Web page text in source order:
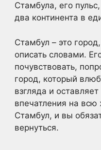
Стамбула, его
два континента в
Стамбул – это
описать словами.
почувствовать,
город, который
взгляда и
впечатления на всю
Стамбул, и вы
вернуться.